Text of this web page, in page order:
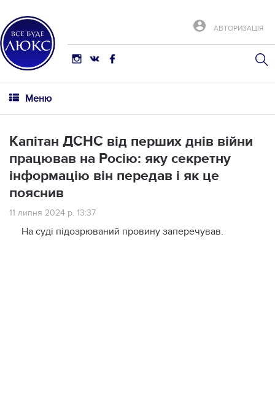
АВТОРИЗАЦІЯ
Меню
Капітан ДСНС від перших днів війни
працював на Росію: яку секретну
інформацію він передав і як це
пояснив
11 липня 2024 р. 13:37
На суді підозрюваний провину заперечував.